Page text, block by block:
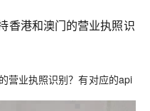
香港和澳门的营业执照识
营业执照识别？有对应的api